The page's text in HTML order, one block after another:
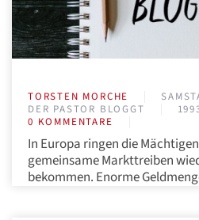
TORSTEN MORCHE
DER PASTOR BLOGGT
0 KOMMENTARE
In Europa ringen die
gemeinsame Markttreiben
bekommen. Enorme